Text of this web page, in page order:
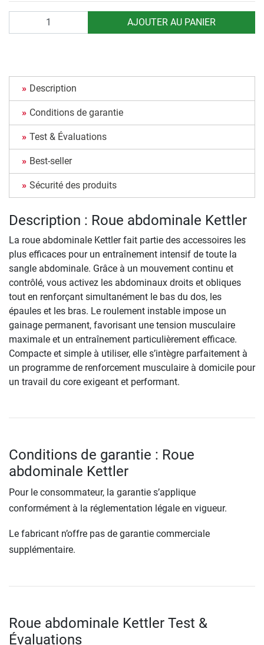
AJOUTER AU PANIER
Description
Conditions de garantie
Test & Évaluations
Best-seller
Sécurité des produits
Description : Roue abdominale Kettler
La roue abdominale Kettler fait partie des accessoires les
plus efficaces pour un entraînement intensif de toute la
sangle abdominale. Grâce à un mouvement continu et
contrôlé, vous activez les abdominaux droits et obliques
tout en renforçant simultanément le bas du dos, les
épaules et les bras. Le roulement instable impose un
gainage permanent, favorisant une tension musculaire
maximale et un entraînement particulièrement efficace.
Compacte et simple à utiliser, elle s’intègre parfaitement à
un programme de renforcement musculaire à domicile pour
un travail du core exigeant et performant.
Conditions de garantie : Roue
abdominale Kettler
Pour le consommateur, la garantie s’applique
conformément à la réglementation légale en vigueur.
Le fabricant n’offre pas de garantie commerciale
supplémentaire.
Roue abdominale Kettler Test &
Évaluations